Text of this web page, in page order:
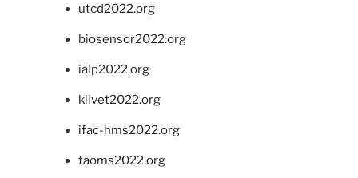
utcd2022.org
biosensor2022.org
ialp2022.org
klivet2022.org
ifac-hms2022.org
taoms2022.org